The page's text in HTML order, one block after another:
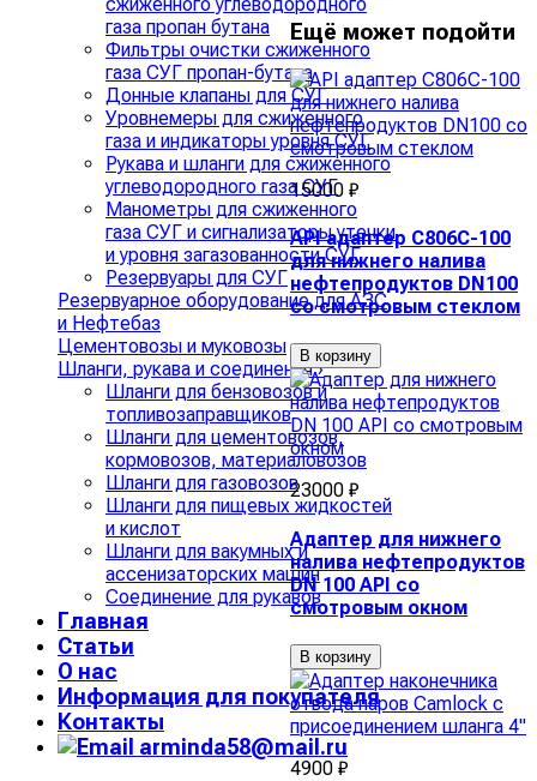
газа пропан бутана
Фильтры очистки сжиженного
газа СУГ пропан-бутана
Донные клапаны для СУГ
Уровнемеры для сжиженного
газа и индикаторы уровня СУГ
Рукава и шланги для сжиженного
углеводородного газа СУГ
Манометры для сжиженного
газа СУГ и сигнализаторы утечки
и уровня загазованности СУГ
Резервуары для СУГ
Резервуарное оборудование для АЗС
и Нефтебаз
Цементовозы и муковозы
Шланги, рукава и соединения›
Шланги для бензовозов и
топливозаправщиков
Шланги для цементовозов,
кормовозов, материаловозов
Шланги для газовозов
Шланги для пищевых жидкостей
и кислот
Шланги для вакумных и
ассенизаторских машин
Соединение для рукавов
Главная
Статьи
О нас
Информация для покупателя
Контакты
arminda58@mail.ru
Ещё может подойти
15000 ₽
API адаптер C806C-100
для нижнего налива
нефтепродуктов DN100
со смотровым стеклом
В корзину
23000 ₽
Адаптер для нижнего
налива нефтепродуктов
DN 100 API со
смотровым окном
В корзину
4900 ₽